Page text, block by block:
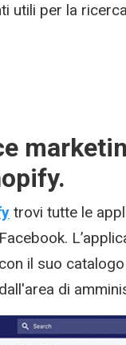
utili per la
trovi tutte le
il suo
di